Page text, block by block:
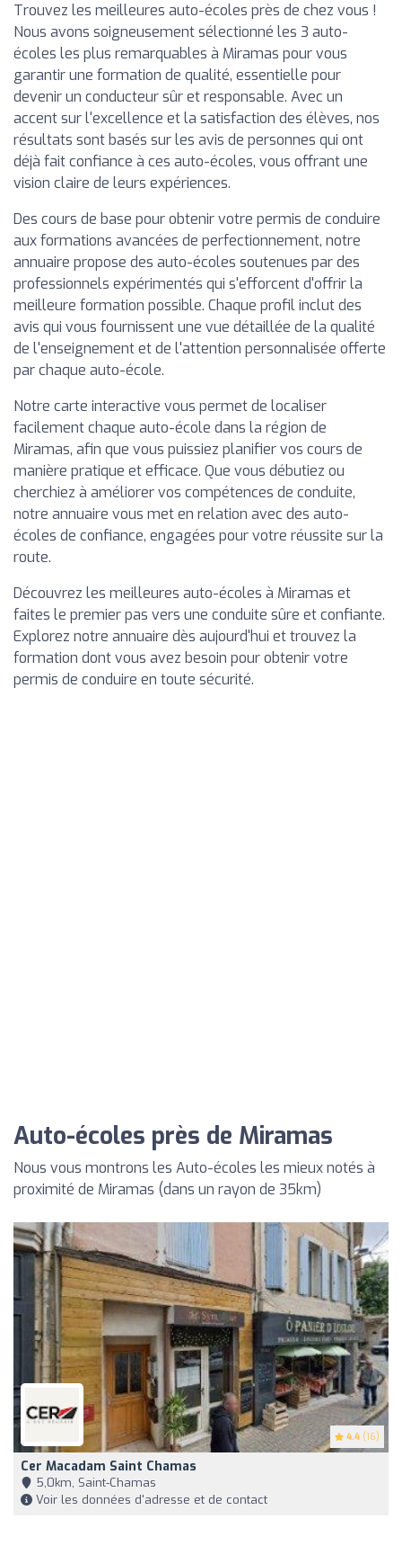
Trouvez les meilleures auto-écoles près de chez vous !
Nous avons soigneusement sélectionné les 3 auto-
écoles les plus remarquables à Miramas pour vous
garantir une formation de qualité, essentielle pour
devenir un conducteur sûr et responsable. Avec un
accent sur l'excellence et la satisfaction des élèves, nos
résultats sont basés sur les avis de personnes qui ont
déjà fait confiance à ces auto-écoles, vous offrant une
vision claire de leurs expériences.
Des cours de base pour obtenir votre permis de conduire
aux formations avancées de perfectionnement, notre
annuaire propose des auto-écoles soutenues par des
professionnels expérimentés qui s'efforcent d'offrir la
meilleure formation possible. Chaque profil inclut des
avis qui vous fournissent une vue détaillée de la qualité
de l'enseignement et de l'attention personnalisée offerte
par chaque auto-école.
Notre carte interactive vous permet de localiser
facilement chaque auto-école dans la région de
Miramas, afin que vous puissiez planifier vos cours de
manière pratique et efficace. Que vous débutiez ou
cherchiez à améliorer vos compétences de conduite,
notre annuaire vous met en relation avec des auto-
écoles de confiance, engagées pour votre réussite sur la
route.
Découvrez les meilleures auto-écoles à Miramas et
faites le premier pas vers une conduite sûre et confiante.
Explorez notre annuaire dès aujourd'hui et trouvez la
formation dont vous avez besoin pour obtenir votre
permis de conduire en toute sécurité.
Auto-écoles près de Miramas
Nous vous montrons les Auto-écoles les mieux notés à
proximité de Miramas (dans un rayon de 35km)
4.4 (16)
Cer Macadam Saint Chamas
5,0km, Saint-Chamas
Voir les données d'adresse et de contact